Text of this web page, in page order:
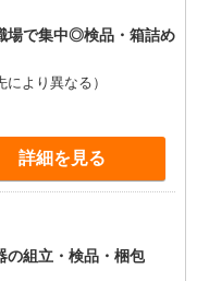
場で集中◎検品・箱詰め
より異なる）
詳細を見る
の組立・検品・梱包